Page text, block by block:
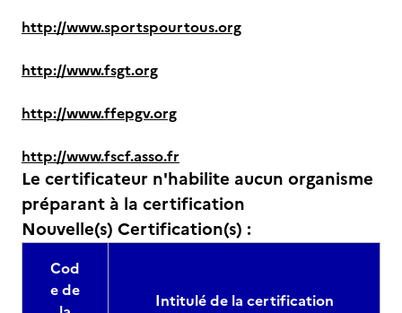
http://www.sportspourtous.org
http://www.fsgt.org
http://www.ffepgv.org
http://www.fscf.asso.fr
Le certificateur n'habilite aucun organisme
préparant à la certification
Nouvelle(s) Certification(s) :
Cod
e de
Intitulé de la certification